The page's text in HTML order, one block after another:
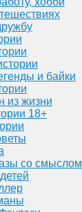
и байки
из жизни
18+
со смыслом